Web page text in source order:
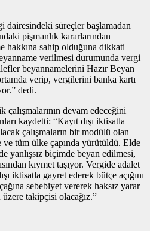
dairesindeki süreçler başlamadan
pişmanlık kararlarından
hakkına sahip olduğuna dikkati
verilmesi durumunda vergi
beyannamelerini Hazır Beyan
verip, vergilerini banka kartı
dedi.
çalışmalarının devam edeceğini
kaydetti: “Kayıt dışı iktisatla
çalışmaların bir modülü olan
tüm ülke çapında yürütüldü. Elde
yanlışsız biçimde beyan edilmesi,
kıymet taşıyor. Vergide adalet
iktisatla gayret ederek bütçe açığını
sebebiyet vererek haksız yarar
takipçisi olacağız.”